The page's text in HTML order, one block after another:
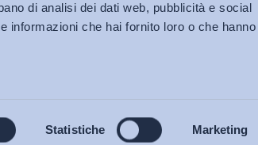
di analisi dei dati web, pubblicità e social
informazioni che hai fornito loro o che hanno
Statistiche Marketing
Privacy policy